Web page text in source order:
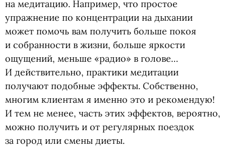
на медитацию. Например, что простое
упражнение по концентрации на дыхании
может помочь вам получить больше покоя
и собранности в жизни, больше яркости
ощущений, меньше «радио» в голове…
И действительно, практики медитации
получают подобные эффекты. Собственно,
многим клиентам я именно это и рекомендую!
И тем не менее, часть этих эффектов, вероятно,
можно получить и от регулярных поездок
за город или смены диеты.